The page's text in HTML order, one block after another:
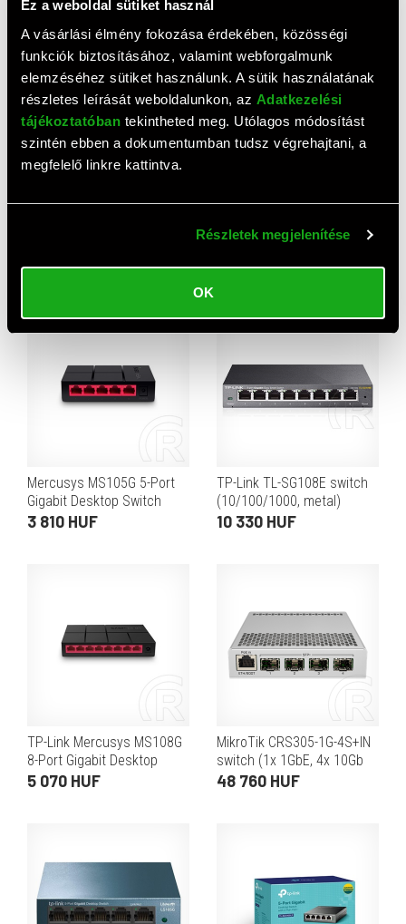
Ez a weboldal sütiket használ
A vásárlási élmény fokozása érdekében, közösségi
funkciók biztosításához, valamint webforgalmunk
elemzéséhez sütiket használunk. A sütik használatának
részletes leírását weboldalunkon, az Adatkezelési
tájékoztatóban tekintheted meg. Utólagos módosítást
szintén ebben a dokumentumban tudsz végrehajtani, a
megfelelő linkre kattintva.
Részletek megjelenítése
OK
4 690 HUF
(5 port 10/100/1000, metal,
7 500 HUF
Mercusys MS105G 5-Port
Gigabit Desktop Switch
3 810 HUF
TP-Link TL-SG108E switch
(10/100/1000, metal)
10 330 HUF
TP-Link Mercusys MS108G
8-Port Gigabit Desktop
Switch
5 070 HUF
MikroTik CRS305-1G-4S+IN
switch (1x 1GbE, 4x 10Gb
SFP+, asztali,
48 760 HUF